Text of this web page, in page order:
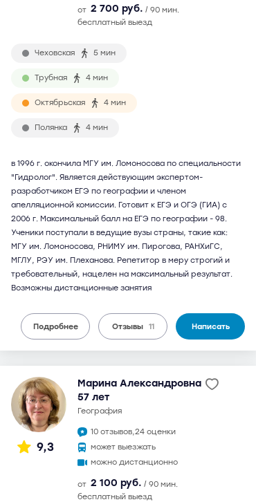
от 2 700 руб. / 90 мин.
бесплатный выезд
Чеховская 5 мин
Трубная 4 мин
Октябрьская 4 мин
Полянка 4 мин
в 1996 г. окончила МГУ им. Ломоносова по специальности
"Гидролог". Является действующим экспертом-
разработчиком ЕГЭ по географии и членом
апелляционной комиссии. Готовит к ЕГЭ и ОГЭ (ГИА) с
2006 г. Максимальный балл на ЕГЭ по географии - 98.
Ученики поступали в ведущие вузы страны, такие как:
МГУ им. Ломоносова, РНИМУ им. Пирогова, РАНХиГС,
МГЛУ, РЭУ им. Плеханова. Репетитор в меру строгий и
требовательный, нацелен на максимальный результат.
Возможны дистанционные занятия
Подробнее Отзывы 11 Написать
9,3
Марина Александровна
57 лет
география
10 отзывов,24 оценки
может выезжать
можно дистанционно
от 2 100 руб. / 90 мин.
бесплатный выезд